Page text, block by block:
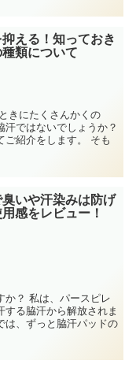
える！知っておき
類について
きにたくさんかくの
ではないでしょうか？
ご紹介をします。 そも
いや汗染みは防げ
感をレビュー！
か？ 私は、パースピレ
る脇汗から解放されま
は、ずっと脇汗パッドの